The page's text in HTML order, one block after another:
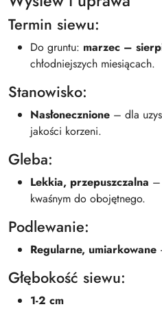
Termin siewu:
Do gruntu: marzec –
chłodniejszych miesiącach.
Stanowisko:
Nasłonecznione – dla
jakości korzeni.
Gleba:
Lekkia, przepuszczalna –
kwaśnym do obojętnego.
Podlewanie:
Regularne, umiarkowane
Głębokość siewu:
1-2 cm